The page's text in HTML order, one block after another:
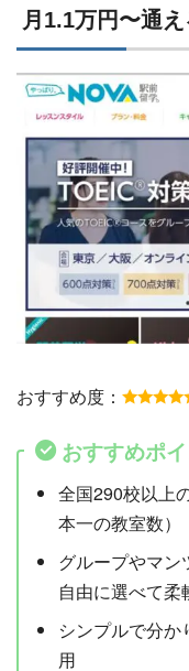
月1.1万円〜通え
おすすめ度：
おすすめポ
全国290校以上
本一の教室数）
グループやマ
自由に選べて柔
シンプルで分
用